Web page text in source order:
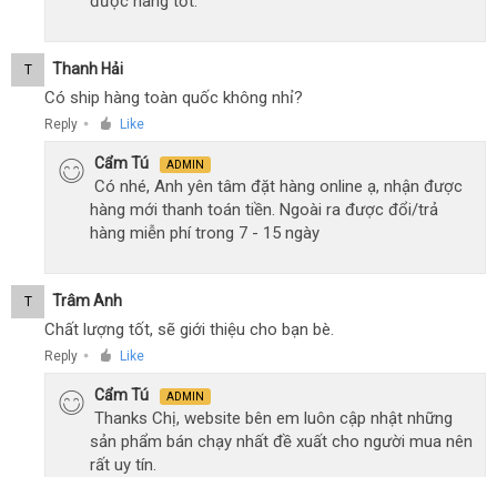
T Thanh Hải
Có ship hàng toàn quốc không nhỉ?
Reply ● Like
Cẩm Tú ADMIN
Có nhé, Anh yên tâm đặt hàng online ạ, nhận được
hàng mới thanh toán tiền. Ngoài ra được đổi/trả
hàng miễn phí trong 7 - 15 ngày
T Trâm Anh
Chất lượng tốt, sẽ giới thiệu cho bạn bè.
Reply ● Like
Cẩm Tú ADMIN
Thanks Chị, website bên em luôn cập nhật những
sản phẩm bán chạy nhất đề xuất cho người mua nên
rất uy tín.